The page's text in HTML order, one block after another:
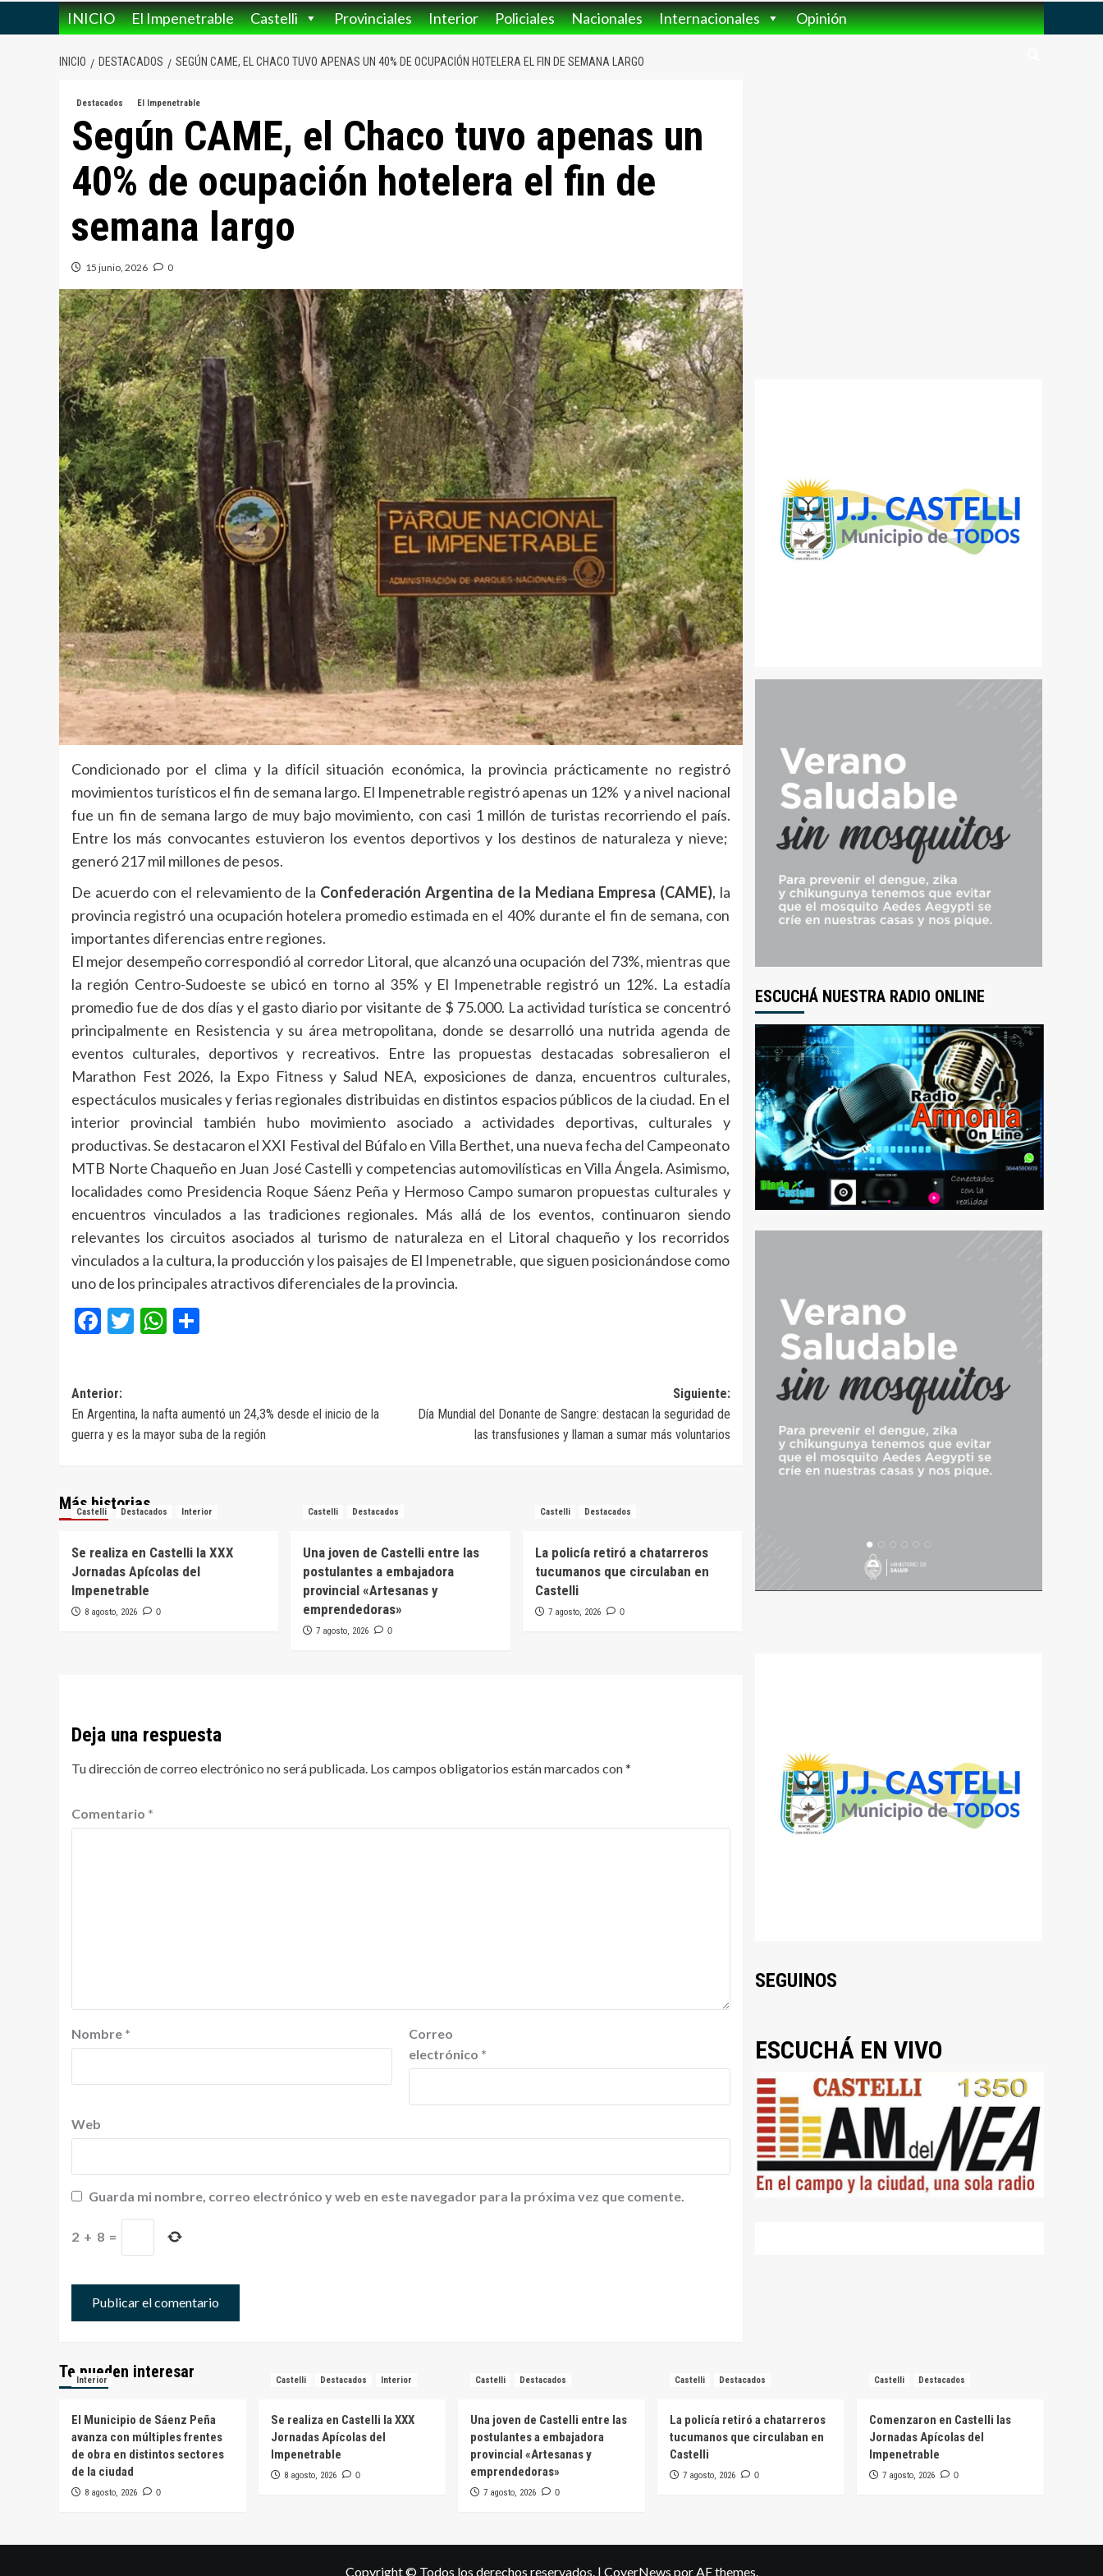
INICIO El Impenetrable Castelli Provinciales Interior Policiales Nacionales Internacionales Opinión
INICIO DESTACADOS SEGÚN CAME, EL CHACO TUVO APENAS UN 40% DE OCUPACIÓN HOTELERA EL FIN DE SEMANA LARGO
Destacados El Impenetrable
Según CAME, el Chaco tuvo apenas un
40% de ocupación hotelera el fin de
semana largo
15 junio, 2026 0
Condicionado por el clima y la difícil situación económica, la provincia prácticamente no registró
movimientos turísticos el fin de semana largo. El Impenetrable registró apenas un 12% y a nivel nacional
fue un fin de semana largo de muy bajo movimiento, con casi 1 millón de turistas recorriendo el país.
Entre los más convocantes estuvieron los eventos deportivos y los destinos de naturaleza y nieve;
generó 217 mil millones de pesos.
De acuerdo con el relevamiento de la Confederación Argentina de la Mediana Empresa (CAME), la
provincia registró una ocupación hotelera promedio estimada en el 40% durante el fin de semana, con
importantes diferencias entre regiones.
El mejor desempeño correspondió al corredor Litoral, que alcanzó una ocupación del 73%, mientras que
la región Centro-Sudoeste se ubicó en torno al 35% y El Impenetrable registró un 12%. La estadía
promedio fue de dos días y el gasto diario por visitante de $ 75.000. La actividad turística se concentró
principalmente en Resistencia y su área metropolitana, donde se desarrolló una nutrida agenda de
eventos culturales, deportivos y recreativos. Entre las propuestas destacadas sobresalieron el
Marathon Fest 2026, la Expo Fitness y Salud NEA, exposiciones de danza, encuentros culturales,
espectáculos musicales y ferias regionales distribuidas en distintos espacios públicos de la ciudad. En el
interior provincial también hubo movimiento asociado a actividades deportivas, culturales y
productivas. Se destacaron el XXI Festival del Búfalo en Villa Berthet, una nueva fecha del Campeonato
MTB Norte Chaqueño en Juan José Castelli y competencias automovilísticas en Villa Ángela. Asimismo,
localidades como Presidencia Roque Sáenz Peña y Hermoso Campo sumaron propuestas culturales y
encuentros vinculados a las tradiciones regionales. Más allá de los eventos, continuaron siendo
relevantes los circuitos asociados al turismo de naturaleza en el Litoral chaqueño y los recorridos
vinculados a la cultura, la producción y los paisajes de El Impenetrable, que siguen posicionándose como
uno de los principales atractivos diferenciales de la provincia.
Facebook
TwitterWhatsApp
Navegación
de
entradas
Anterior:
En Argentina, la nafta aumentó un 24,3% desde el inicio de la
guerra y es la mayor suba de la región
Siguiente:
Día Mundial del Donante de Sangre: destacan la seguridad de
las transfusiones y llaman a sumar más voluntarios
Más historias
Castelli Destacados Interior
Se realiza en Castelli la XXX
Jornadas Apícolas del
Impenetrable
8 agosto, 2026 0
Castelli Destacados
Una joven de Castelli entre las
postulantes a embajadora
provincial «Artesanas y
emprendedoras»
7 agosto, 2026 0
Castelli Destacados
La policía retiró a chatarreros
tucumanos que circulaban en
Castelli
7 agosto, 2026 0
Deja una respuesta
Tu dirección de correo electrónico no será publicada. Los campos obligatorios están marcados con*
Comentario *
Nombre *
Correo
electrónico *
Web
Guarda mi nombre, correo electrónico y web en este navegador para la próxima vez que comente.
2 + 8 =
ESCUCHÁ NUESTRA RADIO ONLINE
SEGUINOS
ESCUCHÁ EN VIVO
Te pueden interesar
Interior
El Municipio de Sáenz Peña
avanza con múltiples frentes
de obra en distintos sectores
de la ciudad
8 agosto, 2026 0
Castelli Destacados Interior
Se realiza en Castelli la XXX
Jornadas Apícolas del
Impenetrable
8 agosto, 2026 0
Castelli Destacados
Una joven de Castelli entre las
postulantes a embajadora
provincial «Artesanas y
emprendedoras»
7 agosto, 2026 0
Castelli Destacados
La policía retiró a chatarreros
tucumanos que circulaban en
Castelli
7 agosto, 2026 0
Castelli Destacados
Comenzaron en Castelli las
Jornadas Apícolas del
Impenetrable
7 agosto, 2026 0
Copyright © Todos los derechos reservados. | CoverNews por AF themes.